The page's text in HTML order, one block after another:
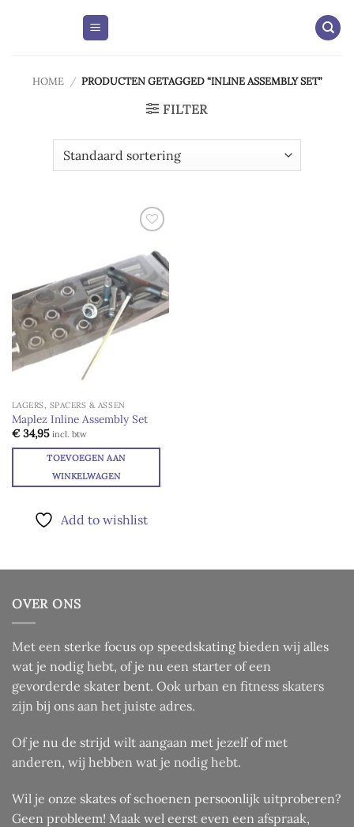
HOME / PRODUCTEN GETAGGED “INLINE ASSEMBLY SET”
FILTER
wishlist
LAGERS, SPACERS & ASSEN
Maplez Inline Assembly Set
€34,95 incl. btw
TOEVOEGEN AAN
WINKELWAGEN
Add to wishlist
OVER ONS
Met een sterke focus op speedskating bieden wij alles
wat je nodig hebt, of je nu een starter of een
gevorderde skater bent. Ook urban en fitness skaters
zijn bij ons aan het juiste adres.
Of je nu de strijd wilt aangaan met jezelf of met
anderen, wij hebben wat je nodig hebt.
Wil je onze skates of schoenen persoonlijk uitproberen?
Geen probleem! Maak wel eerst even een afspraak,